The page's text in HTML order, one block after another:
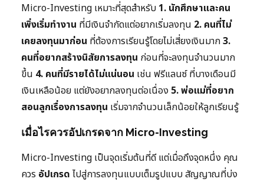
Micro-Investing เหมาะที่สุดสำหรับ 1. นักศึกษาและคน
เพิ่งเริ่มทำงาน ที่มีเงินจำกัดแต่อยากเริ่มลงทุน 2. คนที่ไม่
เคยลงทุนมาก่อน ที่ต้องการเรียนรู้โดยไม่เสี่ยงเงินมาก3.
คนที่อยากสร้างนิสัยการลงทุน ก่อนที่จะลงทุนจำนวนมาก
ขึ้น 4. คนที่มีรายได้ไม่แน่นอน เช่น ฟรีแลนซ์ ที่บางเดือนมี
เงินเหลือน้อย แต่ยังอยากลงทุนต่อเนื่อง 5. พ่อแม่ที่อยาก
สอนลูกเรื่องการลงทุน เริ่มจากจำนวนเล็กน้อยให้ลูกเรียนรู้
เมื่อไรควรอัปเกรดจาก Micro-Investing
Micro-Investing เป็นจุดเริ่มต้นที่ดี แต่เมื่อถึงจุดหนึ่ง คุณ
ควร อัปเกรด ไปสู่การลงทุนแบบเต็มรูปแบบ สัญญาณที่บ่ง